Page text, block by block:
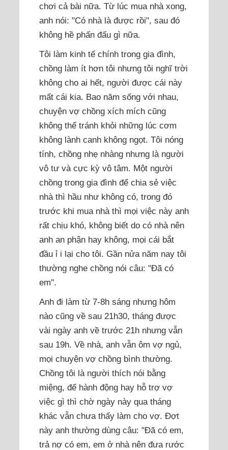
chơi cả bài nữa. Từ lúc mua nhà xong,
anh nói: "Có nhà là được rồi", sau đó
không hề phấn đấu gì nữa.
Tôi làm kinh tế chính trong gia đình,
chồng làm ít hơn tôi nhưng tôi nghĩ trời
không cho ai hết, người được cái này
mất cái kia. Bao năm sống với nhau,
chuyện vợ chồng xích mích cũng
không thể tránh khỏi những lúc cơm
không lành canh không ngọt. Tôi nóng
tính, chồng nhẹ nhàng nhưng là người
vô tư và cực kỳ vô tâm. Một người
chồng trong gia đình để chia sẻ việc
nhà thì hầu như không có, trong đó
trước khi mua nhà thì mọi việc này anh
rất chịu khó, không biết do có nhà nên
anh an phận hay không, mọi cái bắt
đầu ỉ i lại cho tôi. Gần nửa năm nay tôi
thường nghe chồng nói câu: "Đã có
em".
Anh đi làm từ 7-8h sáng nhưng hôm
nào cũng về sau 21h30, tháng được
vài ngày anh về trước 21h nhưng vẫn
sau 19h. Về nhà, anh vẫn ôm vợ ngủ,
mọi chuyện vợ chồng bình thường.
Chồng tôi là người thích nói bằng
miệng, để hành động hay hỗ trợ vợ
việc gì thì chờ ngày này qua tháng
khác vẫn chưa thấy làm cho vợ. Đợt
này anh thường dùng câu: "Đã có em,
trả nợ có em, em ở nhà nên đưa rước